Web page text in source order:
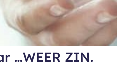
…WEER ZIN.